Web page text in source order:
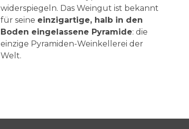
widerspiegeln. Das Weingut ist bekannt
für seine einzigartige, halb in den
Boden eingelassene Pyramide: die
einzige Pyramiden-Weinkellerei der
Welt.